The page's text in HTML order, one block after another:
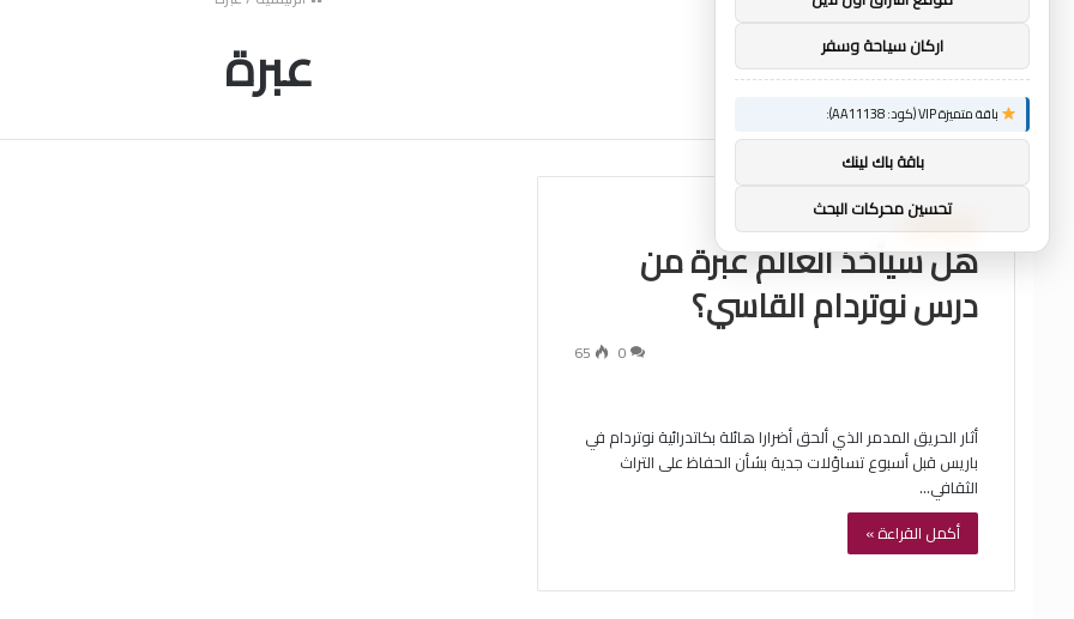
عبرة
حول العالم
هل سيأخذ العالم عبرة من
درس نوتردام القاسي؟
0
65
أثار الحريق المدمر الذي ألحق أضرارا هائلة بكاتدرائية نوتردام في
باريس قبل أسبوع تساؤلات جدية بشأن الحفاظ على التراث
الثقافي…
أكمل القراءة »
اركان سياحة وسفر
باقة متميزة VIP (كود: AA11138):
باقة باك لينك
تحسين محركات البحث